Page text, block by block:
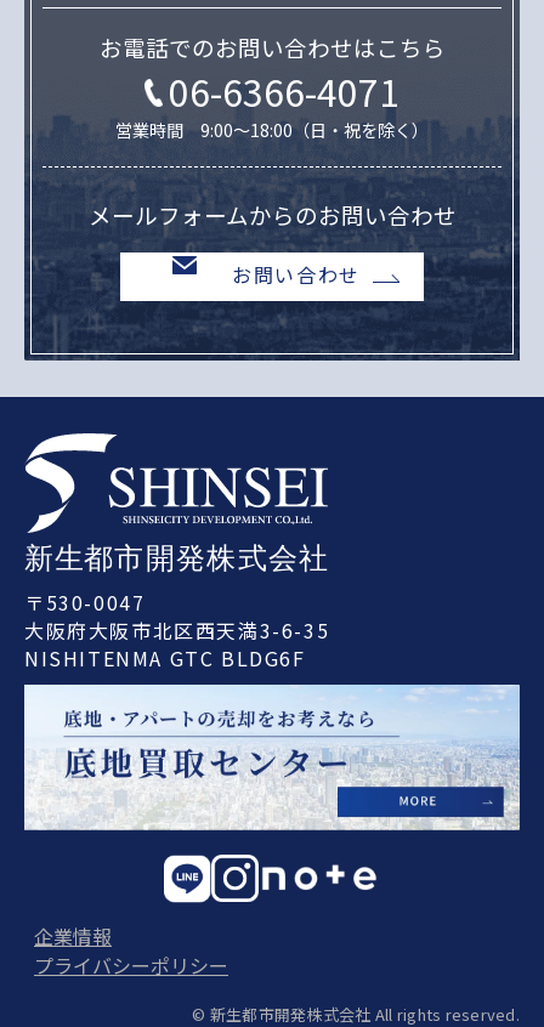
お電話でのお問い合わせはこちら
06-6366-4071
営業時間 9:00～18:00（日・祝を除く）
メールフォームからのお問い合わせ
お問い合わせ
〒530-0047
大阪府大阪市北区西天満3-6-35
NISHITENMA GTC BLDG6F
企業情報
プライバシーポリシー
© 新生都市開発株式会社 All rights reserved.